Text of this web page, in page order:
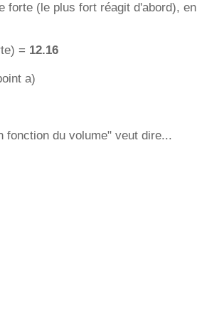
forte (le plus fort réagit d'abord), en
= 12.16
a)
fonction du volume" veut dire...